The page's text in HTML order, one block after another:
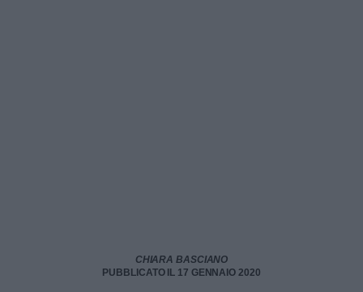
CHIARA BASCIANO
PUBBLICATO IL 17 GENNAIO 2020